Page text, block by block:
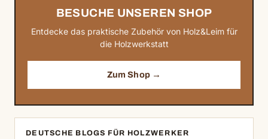
BESUCHE UNSEREN SHOP
Entdecke das praktische Zubehör von Holz&Leim für
die Holzwerkstatt
Zum Shop →
DEUTSCHE BLOGS FÜR HOLZWERKER